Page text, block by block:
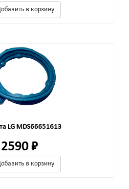
в корзину
LG MDS66651613
2590 ₽
в корзину